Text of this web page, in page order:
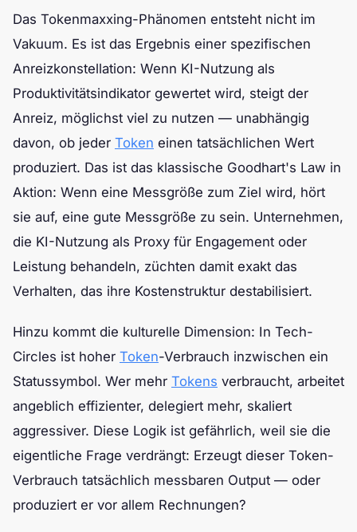
Das Tokenmaxxing-Phänomen entsteht nicht im
Vakuum. Es ist das Ergebnis einer spezifischen
Anreizkonstellation: Wenn KI-Nutzung als
Produktivitätsindikator gewertet wird, steigt der
Anreiz, möglichst viel zu nutzen — unabhängig
davon, ob jeder Token einen tatsächlichen Wert
produziert. Das ist das klassische Goodhart's Law in
Aktion: Wenn eine Messgröße zum Ziel wird, hört
sie auf, eine gute Messgröße zu sein. Unternehmen,
die KI-Nutzung als Proxy für Engagement oder
Leistung behandeln, züchten damit exakt das
Verhalten, das ihre Kostenstruktur destabilisiert.
Hinzu kommt die kulturelle Dimension: In Tech-
Circles ist hoher Token-Verbrauch inzwischen ein
Statussymbol. Wer mehr Tokens verbraucht, arbeitet
angeblich effizienter, delegiert mehr, skaliert
aggressiver. Diese Logik ist gefährlich, weil sie die
eigentliche Frage verdrängt: Erzeugt dieser Token-
Verbrauch tatsächlich messbaren Output — oder
produziert er vor allem Rechnungen?